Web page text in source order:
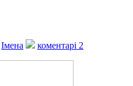
Імена коментарі 2